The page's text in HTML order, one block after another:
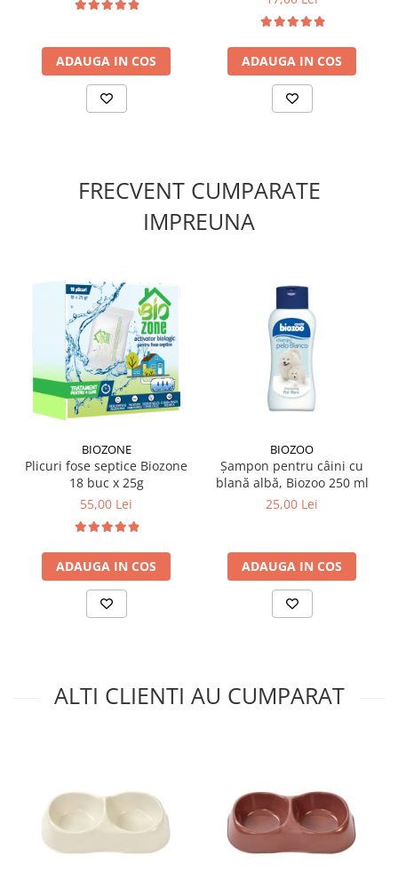
ADAUGA IN COS ADAUGA IN COS
FRECVENT CUMPARATE
IMPREUNA
BIOZONE
Plicuri fose septice Biozone
18 buc x 25g
55,00 Lei
ADAUGA IN COS
BIOZOO
Șampon pentru câini cu
blană albă, Biozoo 250 ml
25,00 Lei
ADAUGA IN COS
ALTI CLIENTI AU CUMPARAT